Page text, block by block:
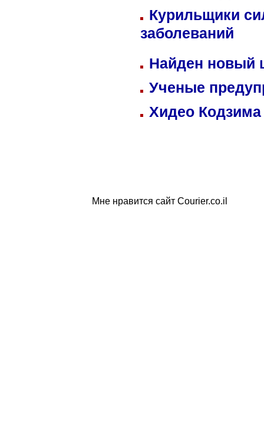
Курильщики
заболеваний
Найден
Ученые
Хидео
Мне нравится сайт Courier.co.il